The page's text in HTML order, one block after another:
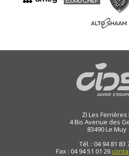
ZI Les Ferrières
4 Bis Avenue des
83490Le Muy
Tél. : 04 94 81 83
Fax : 04 94 51 01 26